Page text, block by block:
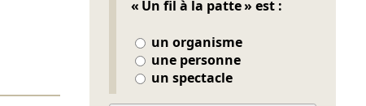
« Un fil à la patte » est :
un organisme
une personne
un spectacle